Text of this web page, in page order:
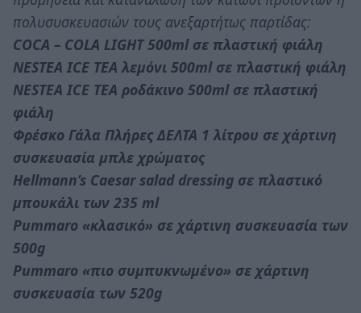
πολυσυσκευασιών τους ανεξαρτήτως παρτίδας:
COCA – COLA LIGHT 500ml σε πλαστική φιάλη
NESTEA ICE TEA λεμόνι 500ml σε πλαστική φιάλη
NESTEA ICE TEA ροδάκινο 500ml σε πλαστική
φιάλη
Φρέσκο Γάλα Πλήρες ΔΕΛΤΑ 1 λίτρου σε χάρτινη
συσκευασία μπλε χρώματος
Hellmann’s Caesar salad dressing σε πλαστικό
μπουκάλι των 235 ml
Pummaro «κλασικό» σε χάρτινη συσκευασία των
500g
Pummaro «πιο συμπυκνωμένο» σε χάρτινη
συσκευασία των 520g